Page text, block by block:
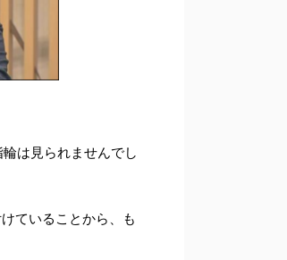
は見られませんでし
ていることから、も